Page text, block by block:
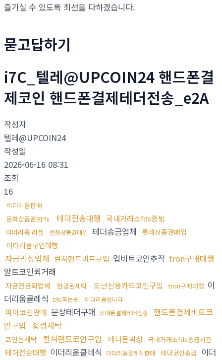
즐기실 수 있도록 최선을 다하겠습니다.
묻고답하기
i7C_텔레@UPCOIN24 핸드폰결
제코인 핸드폰결제테더전송_e2A
작성자
텔레@UPCOIN24
작성일
2026-06-16 08:31
조회
16
이더리움판매
문화상품권91%
테더전송대행 국내거래소fds증빙
이더리움 리플 문화상품권매입 테더송금업체 롯데상품권매입
이더리움구입대행
자금믹싱업체 컬쳐랜드비트구입 업비트코인추적 tron구매대행
알트코인퀵거래
자금현금화업체 현금돈세탁 도난신용카드코인구입 tron구매대행 이
더리움클레식
btc파는곳 이더리움삽니다
파이코인판매 문상테더구매 휴대폰결제테더전송
핸드폰결제비트코
인구입
횡령세탁
코인돈세탁 컬쳐랜드코인구입 테더돈믹싱 국내거래소fds송금시간
테더전송대행 이더리움클레식 이더리움클레식판매 테더코인송금 이더